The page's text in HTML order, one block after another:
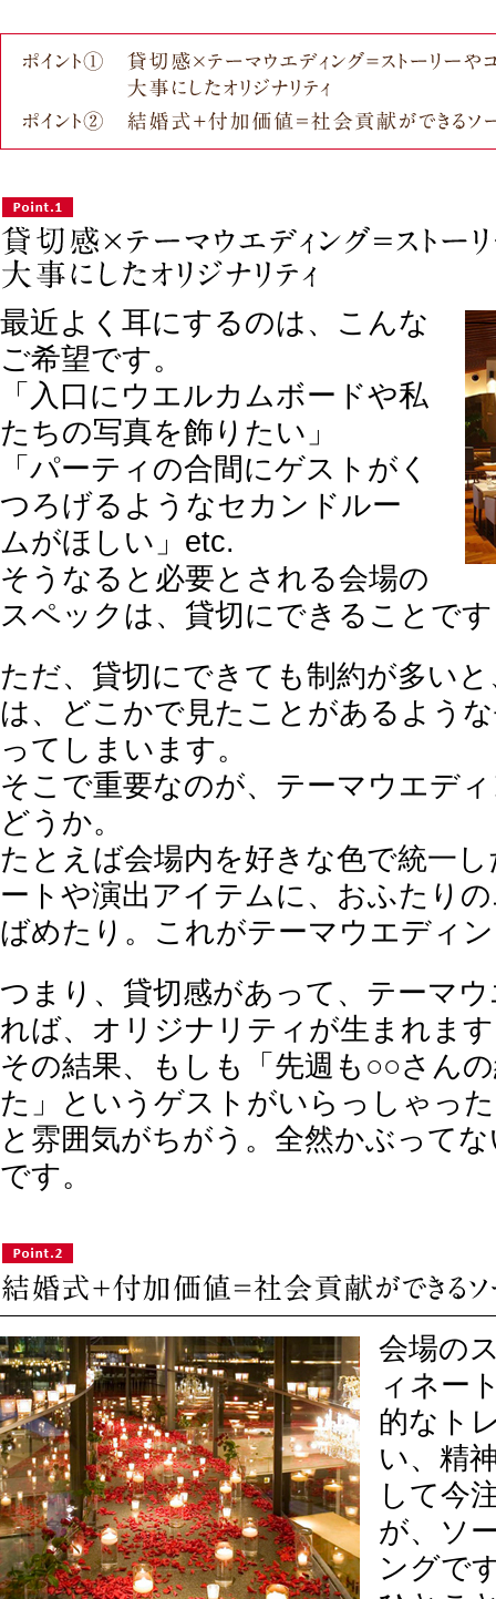
最近よく耳にするのは、こんな
ご希望です。
「入口にウエルカムボードや私
たちの写真を飾りたい」
「パーティの合間にゲストがく
つろげるようなセカンドルー
ムがほしい」etc.
そうなると必要とされる会場の
スペックは、貸切にできることで
ただ、貸切にできても制約が多い
は、どこかで見たことがあるよう
ってしまいます。
そこで重要なのが、テーマウエデ
どうか。
たとえば会場内を好きな色で統一
ートや演出アイテムに、おふたり
ばめたり。これがテーマウエディ
つまり、貸切感があって、テーマ
れば、オリジナリティが生まれま
その結果、もしも「先週も○○さん
た」というゲストがいらっしゃっ
と雰囲気がちがう。全然かぶって
です。
会場の
ィネー
的なト
い、精
して今
が、ソ
ングで